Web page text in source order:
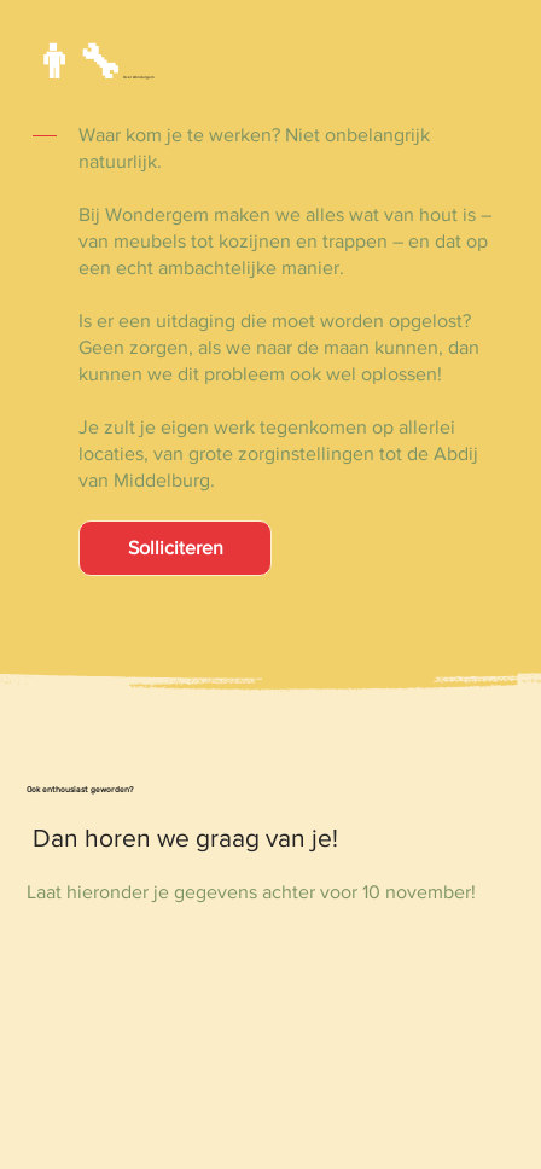
Waar kom je te werken? Niet onbelangrijk
natuurlijk.
Bij Wondergem maken we alles wat van hout is –
van meubels tot kozijnen en trappen – en dat op
een echt ambachtelijke manier.
Is er een uitdaging die moet worden opgelost?
Geen zorgen, als we naar de maan kunnen, dan
kunnen we dit probleem ook wel oplossen!
Je zult je eigen werk tegenkomen op allerlei
locaties, van grote zorginstellingen tot de Abdij
van Middelburg.
Solliciteren
👨‍🔧 Over Wondergem
Ook enthousiast geworden?
Dan horen we graag van je!
Laat hieronder je gegevens achter voor 10 november!